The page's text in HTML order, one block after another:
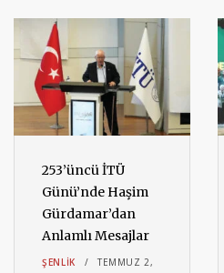
253’üncü İTÜ
Günü’nde Haşim
Gürdamar’dan
Anlamlı Mesajlar
ŞENLIK
TEMMUZ 2,